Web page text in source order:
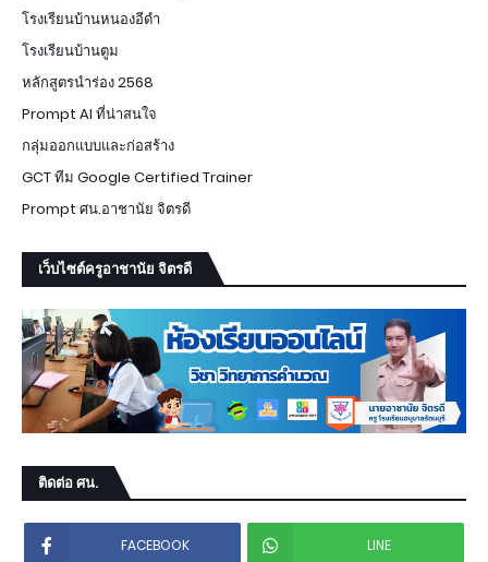
โรงเรียนบ้านหนองอีดำ
โรงเรียนบ้านตูม
หลักสูตรนำร่อง 2568
Prompt AI ที่น่าสนใจ
กลุ่มออกแบบและก่อสร้าง
GCT ทีม Google Certified Trainer
Prompt ศน.อาชานัย จิตรดี
เว็บไซต์ครูอาชานัย จิตรดี
ติดต่อ ศน.
FACEBOOK LINE